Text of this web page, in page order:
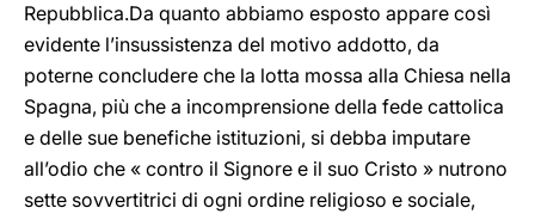
Repubblica.Da quanto abbiamo esposto appare così
evidente l’insussistenza del motivo addotto, da
poterne concludere che la lotta mossa alla Chiesa nella
Spagna, più che a incomprensione della fede cattolica
e delle sue benefiche istituzioni, si debba imputare
all’odio che « contro il Signore e il suo Cristo » nutrono
sette sovvertitrici di ogni ordine religioso e sociale,